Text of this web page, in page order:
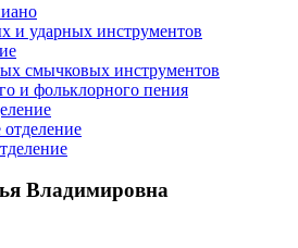
и ударных инструментов
смычковых инструментов
и фольклорного пения
отделение
Владимировна